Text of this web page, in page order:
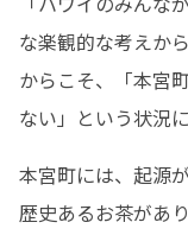
な楽観的な考えか
からこそ、「本宮
ない」という状況
本宮町には、起源
歴史あるお茶があ